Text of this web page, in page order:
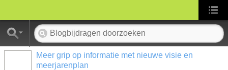
Meer grip op informatie met nieuwe visie en
meerjarenplan